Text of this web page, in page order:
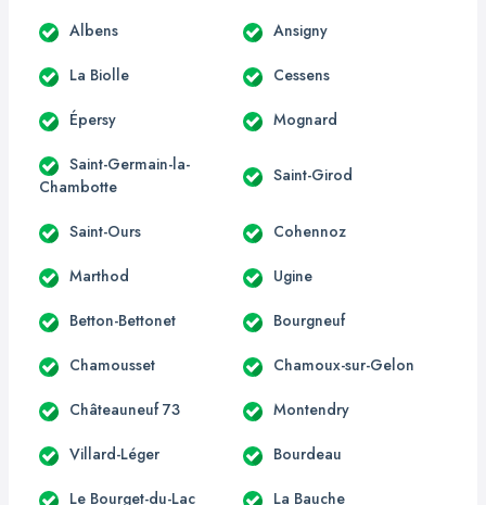
Albens Ansigny
La Biolle Cessens
Épersy Mognard
Saint-Germain-la-
Chambotte
Saint-Girod
Saint-Ours Cohennoz
Marthod Ugine
Betton-Bettonet Bourgneuf
Chamousset Chamoux-sur-Gelon
Châteauneuf 73 Montendry
Villard-Léger Bourdeau
Le Bourget-du-Lac La Bauche